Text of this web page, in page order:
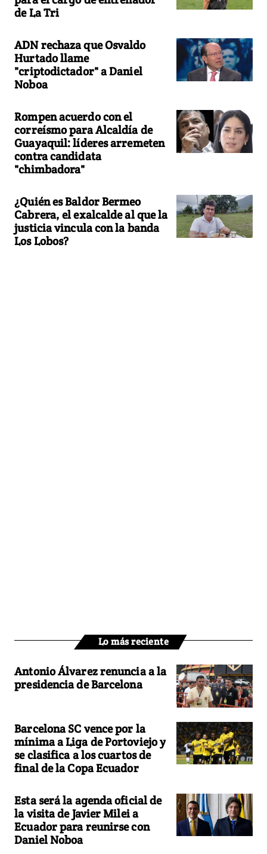
de La Tri
ADN rechaza que Osvaldo
Hurtado llame
"criptodictador" a Daniel
Noboa
Rompen acuerdo con el
correísmo para Alcaldía de
Guayaquil: líderes arremeten
contra candidata
"chimbadora"
¿Quién es Baldor Bermeo
Cabrera, el exalcalde al que la
justicia vincula con la banda
Los Lobos?
Lo más reciente
Antonio Álvarez renuncia a la
presidencia de Barcelona
Barcelona SC vence por la
mínima a Liga de Portoviejo y
se clasifica a los cuartos de
final de la Copa Ecuador
Esta será la agenda oficial de
la visita de Javier Milei a
Ecuador para reunirse con
Daniel Noboa